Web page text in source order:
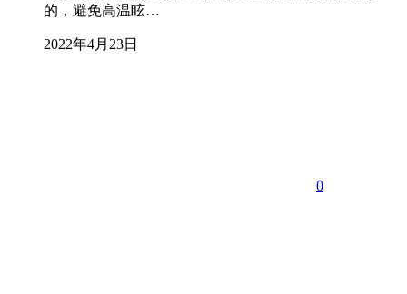
的，避免高温眩…
2022年4月23日
0